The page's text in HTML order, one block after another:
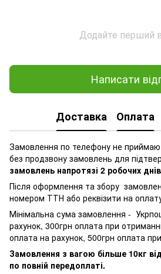
Додайте перший
Написати
Доставка Оплата
Замовлення по телефону не
без продзвону замовлень для
замовлень напротязі 2 робочих
Після оформлення та збору
номером ТТН або реквізити на
Мінімальна сума замовлення -
рахунок, 300грн оплата при
оплата на рахунок, 500грн оплата
Замовлення з вагою більше 10кг
по повній передоплаті.